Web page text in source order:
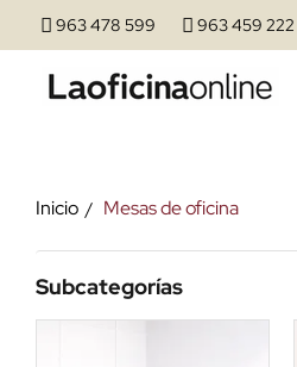
963 478 599 963 459 222
Inicio Mesas de oficina
Subcategorías